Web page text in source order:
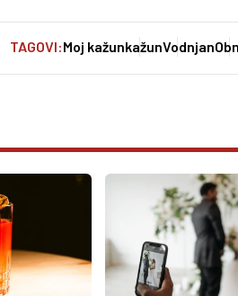
TAGOVI:Moj kažunkažunVodnjan